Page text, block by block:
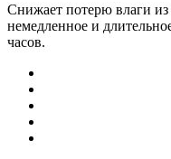
Снижает потерю влаги из
немедленное и
часов.